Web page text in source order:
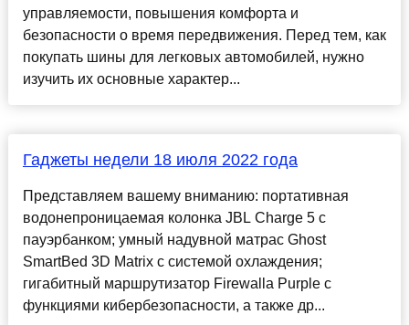
управляемости, повышения комфорта и
безопасности о время передвижения. Перед тем, как
покупать шины для легковых автомобилей, нужно
изучить их основные характер...
Гаджеты недели 18 июля 2022 года
Представляем вашему вниманию: портативная
водонепроницаемая колонка JBL Charge 5 с
пауэрбанком; умный надувной матрас Ghost
SmartBed 3D Matrix с системой охлаждения;
гигабитный маршрутизатор Firewalla Purple с
функциями кибербезопасности, а также др...